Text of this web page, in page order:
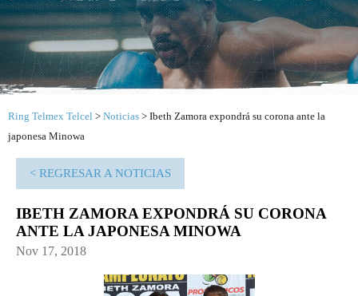
Ring Telmex Telcel > Noticias > Ibeth Zamora expondrá su corona ante la
japonesa Minowa
< REGRESAR A NOTICIAS
IBETH ZAMORA EXPONDRÁ SU CORONA
ANTE LA JAPONESA MINOWA
Nov 17, 2018